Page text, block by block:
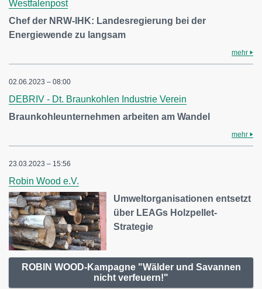
Westfalenpost
Chef der NRW-IHK: Landesregierung bei der
Energiewende zu langsam
mehr
02.06.2023 – 08:00
DEBRIV - Dt. Braunkohlen Industrie Verein
Braunkohleunternehmen arbeiten am Wandel
mehr
23.03.2023 – 15:56
Robin Wood e.V.
Umweltorganisationen entsetzt
über LEAGs Holzpellet-
Strategie
ROBIN WOOD-Kampagne "Wälder und Savannen
nicht verfeuern!"